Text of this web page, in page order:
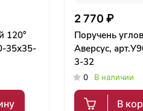
120°
35х35-
2 770 ₽
Поручень
Аверсус,
3-32
0 В наличии
В